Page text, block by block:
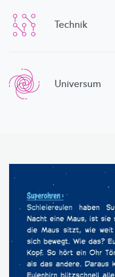
Technik
Universum